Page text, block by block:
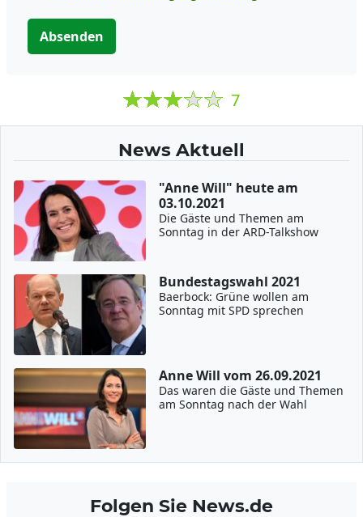
Absenden
7
News Aktuell
"Anne Will" heute am
03.10.2021
Die Gäste und Themen am
Sonntag in der ARD-Talkshow
Bundestagswahl 2021
Baerbock: Grüne wollen am
Sonntag mit SPD sprechen
Anne Will vom 26.09.2021
Das waren die Gäste und Themen
am Sonntag nach der Wahl
Folgen Sie News.de